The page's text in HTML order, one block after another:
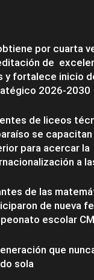
por cuarta
de
y fortalece inicio
2026-2030
de liceos
se
para acercar la
a
de las
de nueva
escolar
que
sola